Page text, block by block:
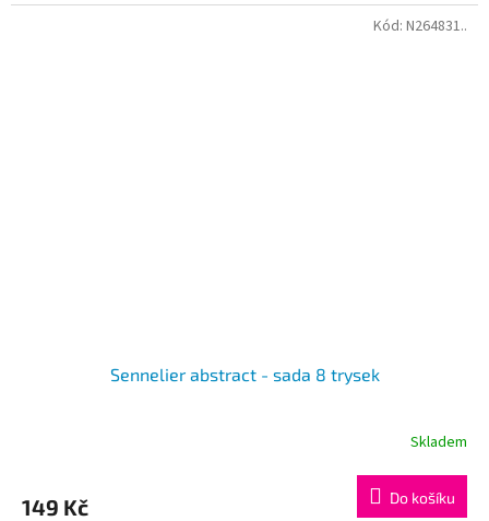
Sennelier abstract - sada 8 trysek
Skladem
149 Kč Do košíku
Kód: N264831..